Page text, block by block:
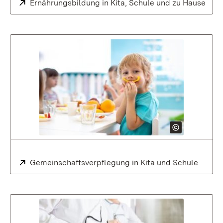
Extern:
Ernährungsbildung in Kita, Schule und zu Hause
Extern:
Gemeinschaftsverpflegung in Kita und Schule